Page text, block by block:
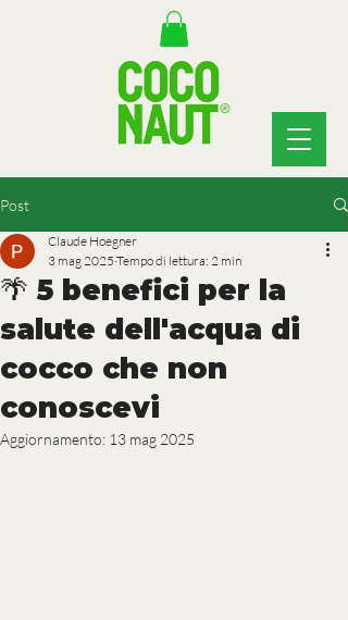
Post
🌴 5 benefici per la
salute dell'acqua di
cocco che non
conoscevi
Claude Hoegner
3 mag 2025 Tempo di lettura: 2 min
Aggiornamento: 13 mag 2025